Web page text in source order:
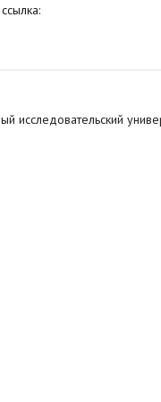
исследовательский